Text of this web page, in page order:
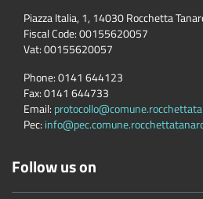
Piazza Italia, 1, 14030 Rocchetta
Fiscal Code:00155620057
Vat:00155620057
Phone:0141 644123
Fax:0141 644733
Email:
Pec:
Follow us on